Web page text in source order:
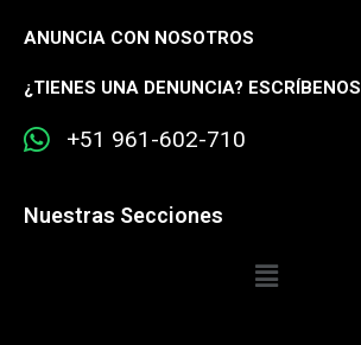
ANUNCIA CON NOSOTROS
¿TIENES UNA DENUNCIA? ESCRÍBENOS
+51 961-602-710
Nuestras Secciones